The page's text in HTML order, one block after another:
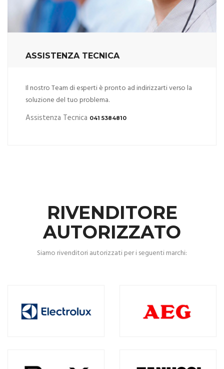
ASSISTENZA TECNICA
Il nostro Team di esperti è pronto ad indirizzarti verso la
soluzione del tuo problema.
Assistenza Tecnica 041 5384810
RIVENDITORE
AUTORIZZATO
Siamo rivenditori autorizzati per i seguenti marchi: